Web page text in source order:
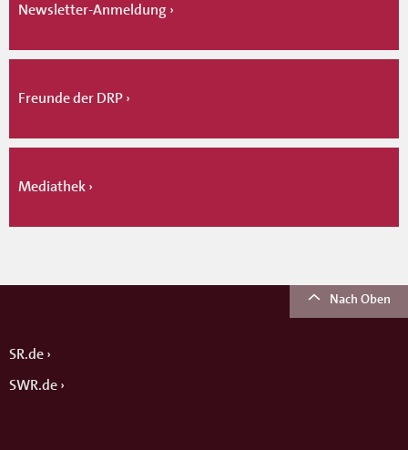
Newsletter-Anmeldung
Freunde der DRP
Mediathek
Nach Oben
SR.de
SWR.de